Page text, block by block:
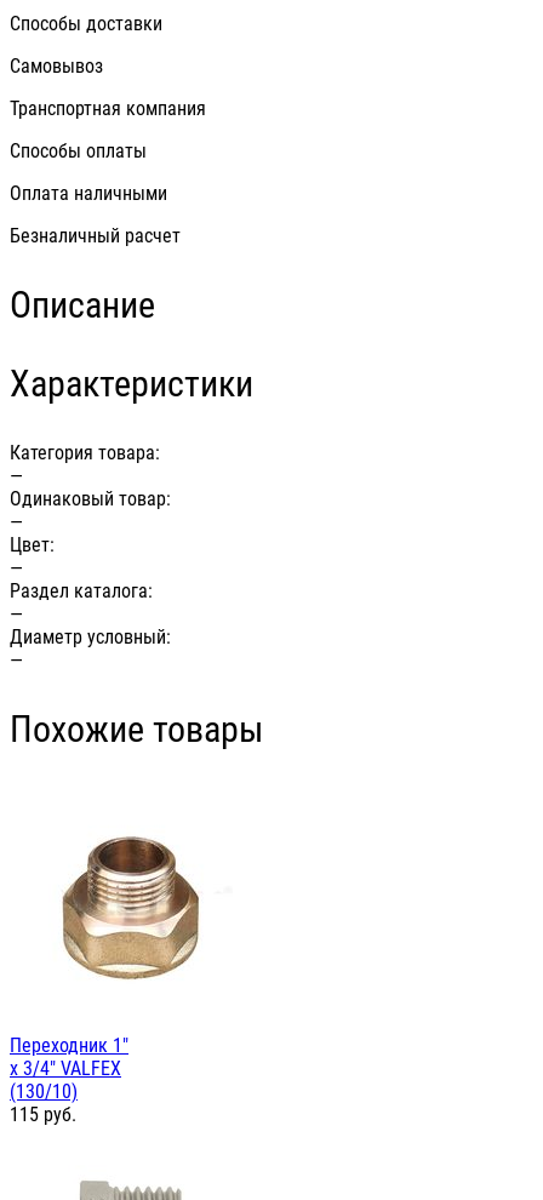
Способы доставки
Самовывоз
Транспортная компания
Способы оплаты
Оплата наличными
Безналичный расчет
Описание
Характеристики
Категория товара:
—
Одинаковый товар:
—
Цвет:
—
Раздел каталога:
—
Диаметр условный:
—
Похожие товары
Переходник 1"
х 3/4" VALFEX
(130/10)
115 руб.